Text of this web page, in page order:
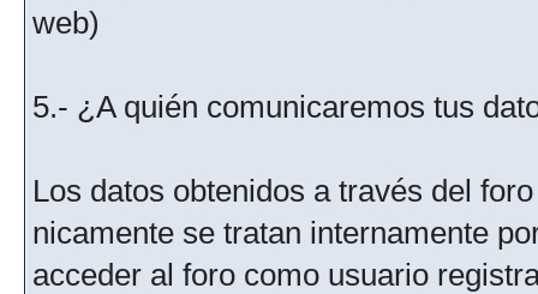
web)
5.- ¿A quién comunicaremos tus
Los datos obtenidos a través del
nicamente se tratan internamente
acceder al foro como usuario